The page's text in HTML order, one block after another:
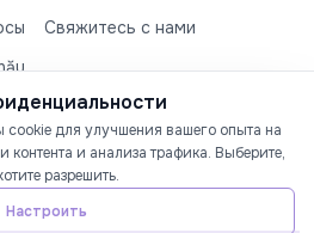
Свяжитесь с нами
Kids. Все права защищены
СЕТИ
для улучшения вашего опыта на
контента и анализа трафика. Выберите,
разрешить.
Настроить